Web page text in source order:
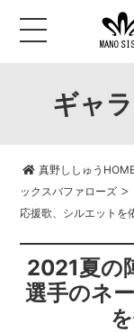
ギャ
真野ししゅう
ックスバファローズ >
応援歌、シルエットを
2021夏の
選手のネ